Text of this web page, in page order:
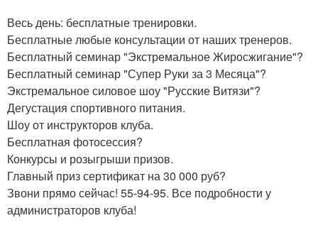
Весь день: бесплатные тренировки.
Бесплатные любые консультации от наших тренеров.
Бесплатный семинар "Экстремальное Жиросжигание"?
Бесплатный семинар "Супер Руки за 3 Месяца"?
Экстремальное силовое шоу "Русские Витязи"?
Дегустация спортивного питания.
Шоу от инструкторов клуба.
Бесплатная фотосессия?
Конкурсы и розыгрыши призов.
Главный приз сертификат на 30 000 руб?
Звони прямо сейчас! 55-94-95. Все подробности у
администраторов клуба!